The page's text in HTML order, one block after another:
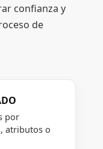
confianza y
de
por
atributos o